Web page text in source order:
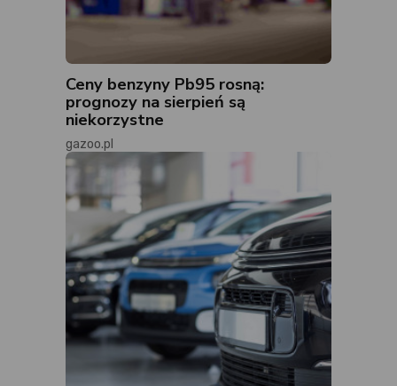
Ceny benzyny Pb95 rosną:
prognozy na sierpień są
niekorzystne
gazoo.pl